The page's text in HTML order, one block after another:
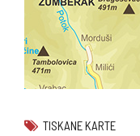
TISKANE KARTE